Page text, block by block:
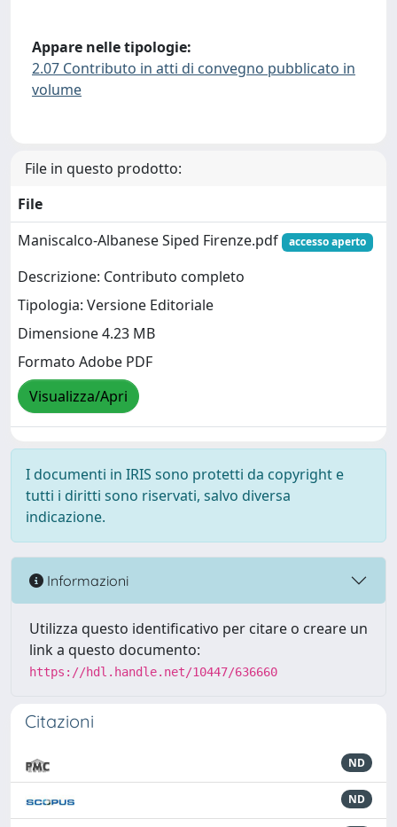
Appare nelle tipologie:
2.07 Contributo in atti di convegno pubblicato in
volume
File in questo prodotto:
File
Maniscalco-Albanese Siped Firenze.pdf
accesso aperto
Descrizione: Contributo completo
Tipologia: Versione Editoriale
Dimensione 4.23 MB
Formato Adobe PDF
Visualizza/Apri
I documenti in IRIS sono protetti da copyright e
tutti i diritti sono riservati, salvo diversa
indicazione.
Informazioni
Utilizza questo identificativo per citare o creare un
link a questo documento:
https://hdl.handle.net/10447/636660
Citazioni
ND
ND